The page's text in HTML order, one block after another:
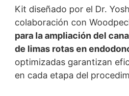
Kit diseñado por el Dr.
colaboración con
para la ampliación del
de limas rotas en
optimizadas garantizan
en cada etapa del